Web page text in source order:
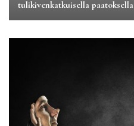
tulikivenkatkuisella paatoksella